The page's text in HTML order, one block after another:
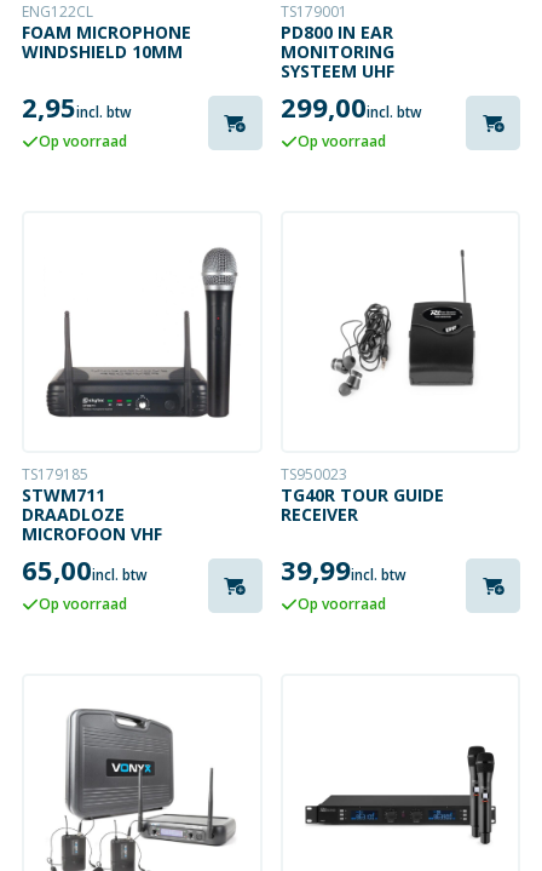
ENG122CL
FOAM MICROPHONE
WINDSHIELD 10MM
2,95incl. btw
Op voorraad
TS179001
PD800 IN EAR
MONITORING
SYSTEEM UHF
299,00incl. btw
Op voorraad
TS179185
STWM711
DRAADLOZE
MICROFOON VHF
65,00incl. btw
Op voorraad
TS950023
TG40R TOUR GUIDE
RECEIVER
39,99incl. btw
Op voorraad